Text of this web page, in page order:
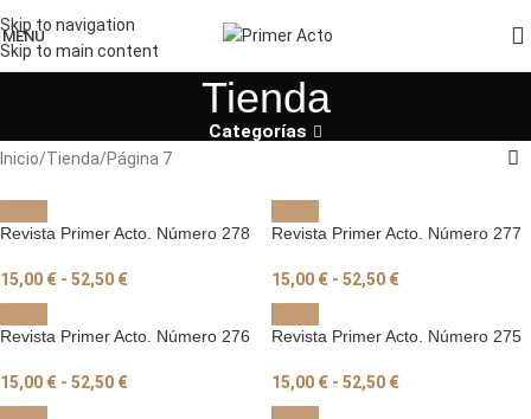
Skip to navigation
Skip to main content
MENU
Tienda
Categorías
Inicio Tienda Página 7
Revista Primer Acto. Número 278
15,00 € - 52,50 €
Revista Primer Acto. Número 277
15,00 € - 52,50 €
Revista Primer Acto. Número 276
15,00 € - 52,50 €
Revista Primer Acto. Número 275
15,00 € - 52,50 €